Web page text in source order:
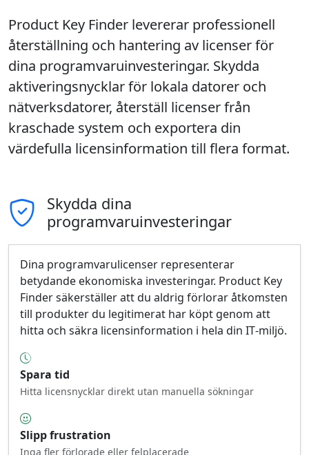
Product Key Finder levererar professionell
återställning och hantering av licenser för
dina programvaruinvesteringar. Skydda
aktiveringsnycklar för lokala datorer och
nätverksdatorer, återställ licenser från
kraschade system och exportera din
värdefulla licensinformation till flera format.
Skydda dina
programvaruinvesteringar
Dina programvarulicenser representerar
betydande ekonomiska investeringar. Product Key
Finder säkerställer att du aldrig förlorar åtkomsten
till produkter du legitimerat har köpt genom att
hitta och säkra licensinformation i hela din IT‑miljö.
Spara tid
Hitta licensnycklar direkt utan manuella sökningar
Slipp frustration
Inga fler förlorade eller felplacerade